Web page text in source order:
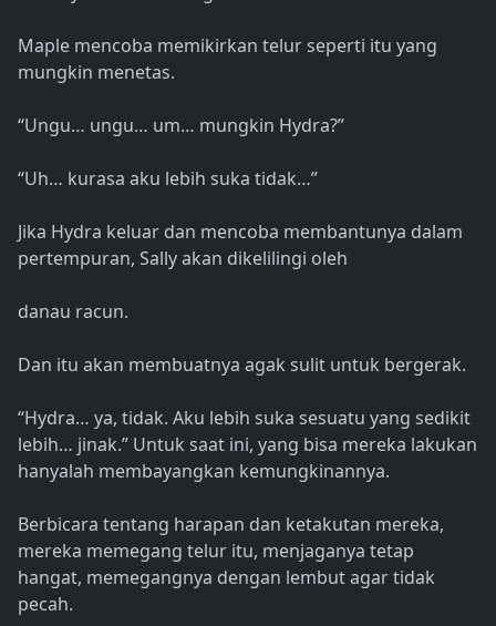
Maple mencoba memikirkan telur seperti itu yang
mungkin menetas.
“Ungu… ungu… um… mungkin Hydra?”
“Uh… kurasa aku lebih suka tidak…”
Jika Hydra keluar dan mencoba membantunya dalam
pertempuran, Sally akan dikelilingi oleh
danau racun.
Dan itu akan membuatnya agak sulit untuk bergerak.
“Hydra… ya, tidak. Aku lebih suka sesuatu yang sedikit
lebih… jinak.” Untuk saat ini, yang bisa mereka lakukan
hanyalah membayangkan kemungkinannya.
Berbicara tentang harapan dan ketakutan mereka,
mereka memegang telur itu, menjaganya tetap
hangat, memegangnya dengan lembut agar tidak
pecah.